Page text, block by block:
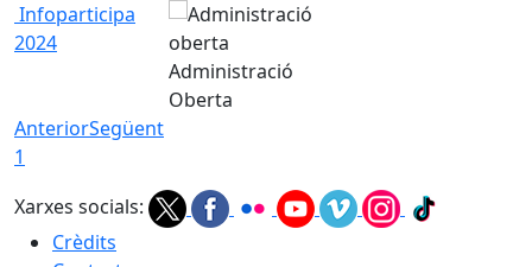
Infoparticipa
2024
Administració
Oberta
AnteriorSegüent
1
Xarxes socials:
Crèdits